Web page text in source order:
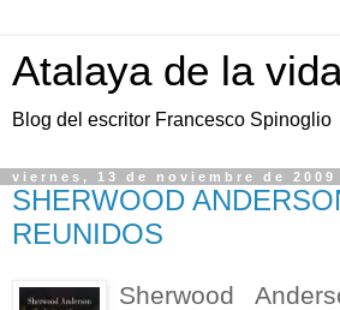
Atalaya de la
Blog del escritor Francesco Spinoglio
viernes, 13 de noviembre de 2009
SHERWOOD
REUNIDOS
Sherwood